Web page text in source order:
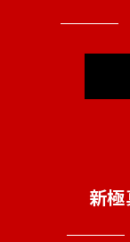
新